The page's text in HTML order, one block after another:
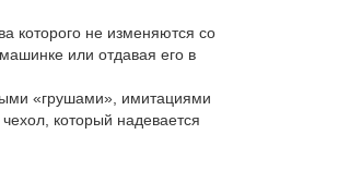
которого не изменяются со
или отдавая его в
«грушами», имитациями
который надевается